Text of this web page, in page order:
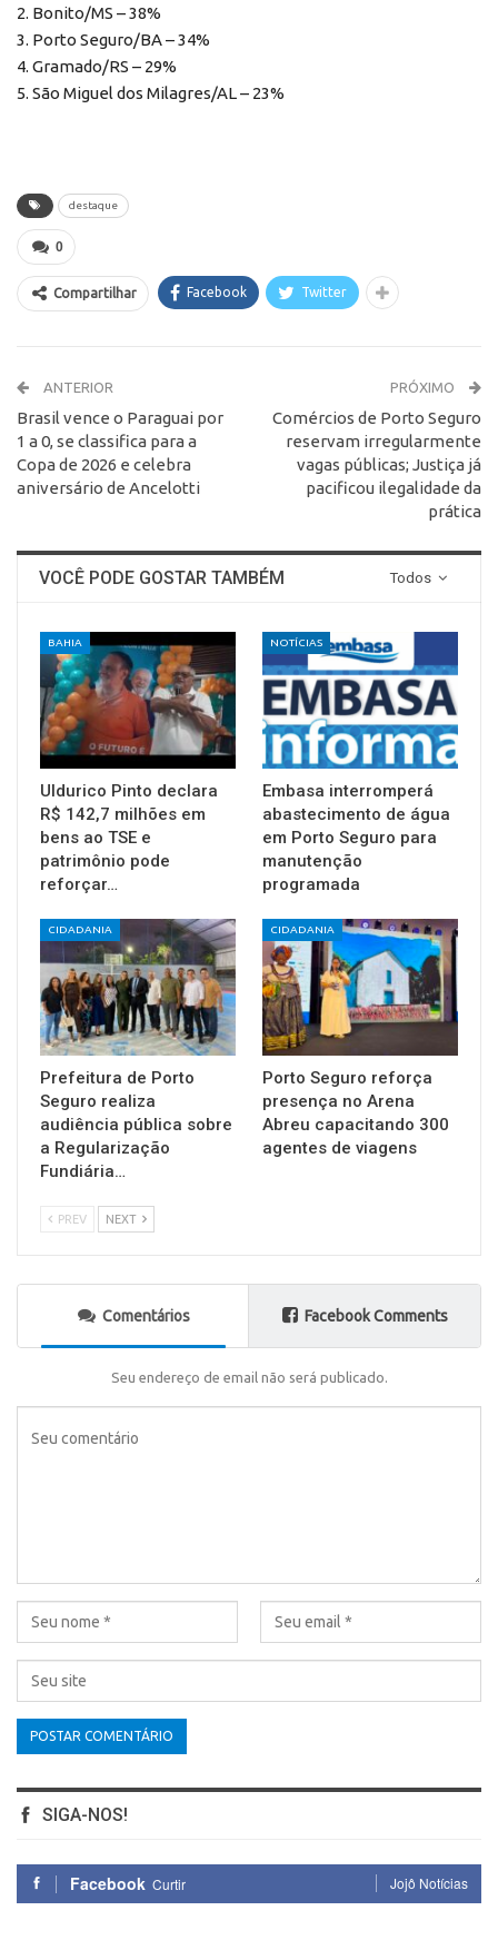
2. Bonito/MS – 38%
3. Porto Seguro/BA – 34%
4. Gramado/RS – 29%
5. São Miguel dos Milagres/AL – 23%
destaque
0
Compartilhar Facebook Twitter
ANTERIOR
Brasil vence o Paraguai por
1 a 0, se classifica para a
Copa de 2026 e celebra
aniversário de Ancelotti
PRÓXIMO
Comércios de Porto Seguro
reservam irregularmente
vagas públicas; Justiça já
pacificou ilegalidade da
prática
Todos
VOCÊ PODE GOSTAR TAMBÉM
BAHIA
Uldurico Pinto declara
R$ 142,7 milhões em
bens ao TSE e
patrimônio pode
reforçar…
NOTÍCIAS
Embasa interromperá
abastecimento de água
em Porto Seguro para
manutenção
programada
CIDADANIA
Prefeitura de Porto
Seguro realiza
audiência pública sobre
a Regularização
Fundiária…
CIDADANIA
Porto Seguro reforça
presença no Arena
Abreu capacitando 300
agentes de viagens
PREV NEXT
Comentários Facebook Comments
Seu endereço de email não será publicado.
SIGA-NOS!
Facebook Curtir Jojô Notícias